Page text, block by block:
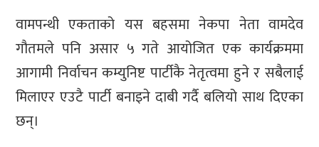
वामपन्थी एकताको यस बहसमा नेकपा नेता वामदेव
गौतमले पनि असार ५ गते आयोजित एक कार्यक्रममा
आगामी निर्वाचन कम्युनिष्ट पार्टीकै नेतृत्वमा हुने र सबैलाई
मिलाएर एउटै पार्टी बनाइने दाबी गर्दै बलियो साथ दिएका
छन्।